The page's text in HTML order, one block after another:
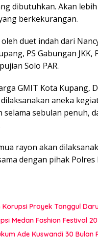
dibutuhkan. Akan
berkekurangan.
duet indah dari
PS Gabungan
Solo PAR.
GMIT Kota Kupang,
aneka
sebulan penuh,
rayon akan
dengan pihak Polres
Proyek Tanggul
Medan Fashion Festival
Ade Kuswandi 30 Bulan